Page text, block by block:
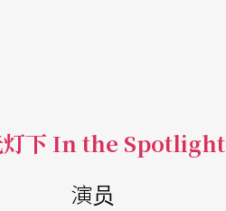
灯下 In the Spotlight
演员